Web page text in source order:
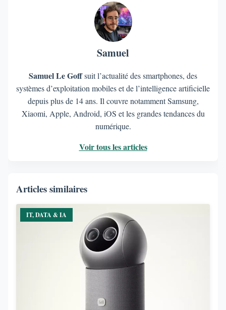
Samuel
Samuel Le Goffsuit l’actualité des smartphones, des
systèmes d’exploitation mobiles et de l’intelligence artificielle
depuis plus de 14 ans. Il couvre notamment Samsung,
Xiaomi, Apple, Android, iOS et les grandes tendances du
numérique.
Voir tous les articles
Articles similaires
IT, DATA & IA